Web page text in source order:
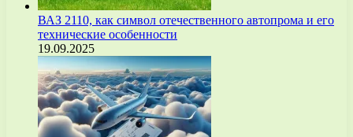
ВАЗ 2110, как символ отечественного автопрома и его
технические особенности
19.09.2025